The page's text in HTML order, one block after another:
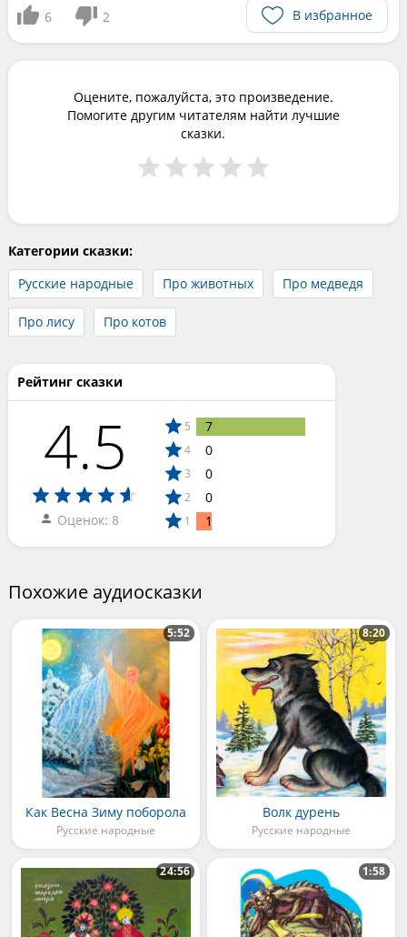
6 2 В избранное
Оцените, пожалуйста, это произведение.
Помогите другим читателям найти лучшие
сказки.
Категории сказки:
Русские народные
Про животных Про медведя
Про лису Про котов
Рейтинг сказки
4.5
Оценок: 8
5 7
4 0
3 0
2 0
1 1
Похожие аудиосказки
Как Весна Зиму поборола
Русские народные
5:52
Волк дурень
Русские народные
8:20
24:56 1:58